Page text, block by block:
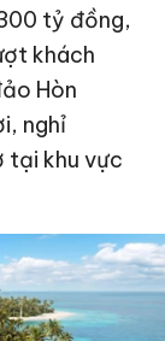
tỷ đồng,
khách
Hòn
nghỉ
tại khu vực